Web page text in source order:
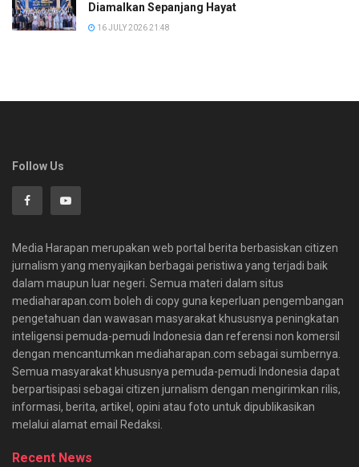
Diamalkan Sepanjang Hayat
16 JULY 2026 21:48
Follow Us
Media Harapan merupakan web portal berita berbasiskan citizen
jurnalism yang menyajikan berbagai peristiwa yang terjadi baik
dalam maupun luar negeri. Semua materi dalam situs
mediaharapan.com boleh di copy guna keperluan pengembangan
pengetahuan dan wawasan masyarakat khususnya peningkatan
inteligensi pemuda-pemudi Indonesia dan referensi non komersil
dengan mencantumkan mediaharapan.com sebagai sumbernya.
Semua masyarakat khususnya pemuda-pemudi Indonesia dapat
berpartisipasi sebagai citizen jurnalism dengan mengirimkan rilis,
informasi, berita, artikel, opini atau foto untuk dipublikasikan
melalui alamat email Redaksi.
Recent News